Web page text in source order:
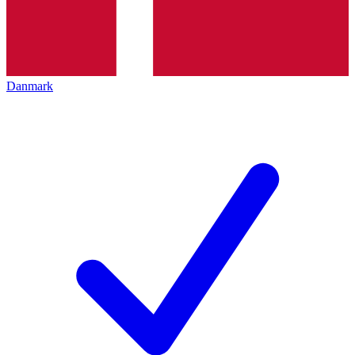
Danmark